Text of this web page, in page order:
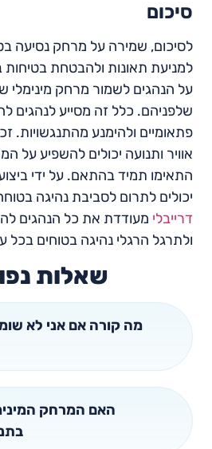
סיכום
לסיכום, שמירה על מרחק נסיעה
למניעת תאונות ולהבטחת בטיחות
על הנהגים לשמור מרחק
שלפניהם. כלל זה מסייע לנהגים
פתאומיים ולהימנע מהתנגשויות.
אוויר ותנועה יכולים להשפיע על
התאימו תמיד בהתאם. על ידי
יכולים לתרום לסביבת נהיגה
דרייבלי מעודדת את כל הנהגים
ולתרגל הרגלי נהיגה בטוחים בכל
שאלות
מה קורה אם אני לא
האם המרחק